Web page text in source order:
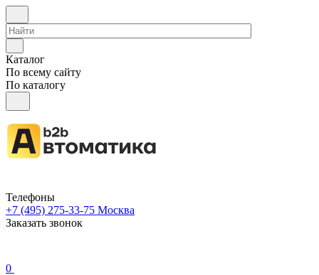
Каталог
По всему сайту
По каталогу
Телефоны
+7 (495) 275-33-75 Москва
Заказать звонок
0